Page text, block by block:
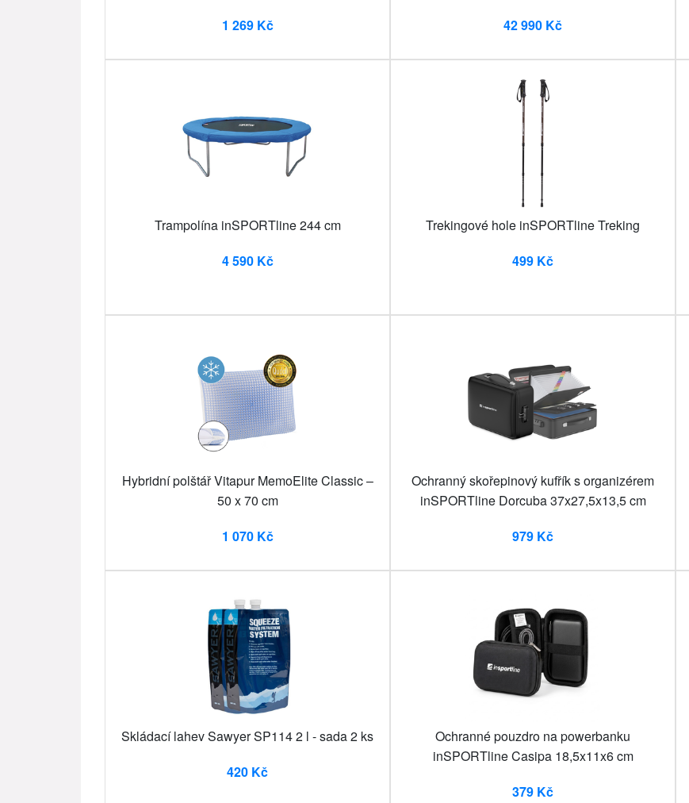
1 269 Kč
42 990 Kč
Trampolína inSPORTline 244 cm
4 590 Kč
Trekingové hole inSPORTline Treking
499 Kč
Hybridní polštář Vitapur MemoElite Classic –
50 x 70 cm
1 070 Kč
Ochranný skořepinový kufřík s organizérem
inSPORTline Dorcuba 37x27,5x13,5 cm
979 Kč
Skládací lahev Sawyer SP114 2 l - sada 2 ks
420 Kč
Ochranné pouzdro na powerbanku
inSPORTline Casipa 18,5x11x6 cm
379 Kč